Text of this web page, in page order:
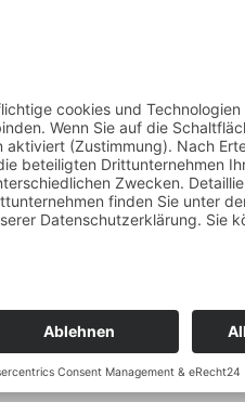
Hautpflege
Bernhard Mandel – Öl